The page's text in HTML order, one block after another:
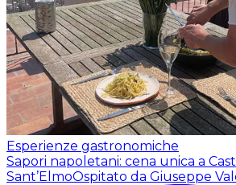
Esperienze gastronomiche
Sapori napoletani: cena unica a
Sant’ElmoOspitato da Giuseppe